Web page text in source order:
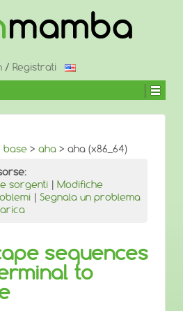
/ Registrati
base > aha > aha (x86_64)
sorgenti | Modifiche
| Segnala un problema
sequences
to